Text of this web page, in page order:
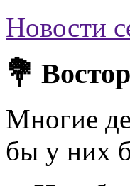
Новости
💐
Многие
бы у них